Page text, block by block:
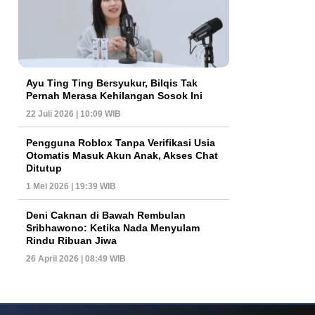
Ayu Ting Ting Bersyukur, Bilqis Tak
Pernah Merasa Kehilangan Sosok Ini
22 Juli 2026 | 10:09 WIB
Pengguna Roblox Tanpa Verifikasi Usia
Otomatis Masuk Akun Anak, Akses Chat
Ditutup
1 Mei 2026 | 19:39 WIB
Deni Caknan di Bawah Rembulan
Sribhawono: Ketika Nada Menyulam
Rindu Ribuan Jiwa
26 April 2026 | 08:49 WIB